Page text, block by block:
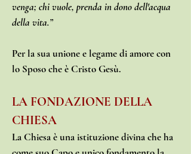
venga; chi vuole, prenda in dono dell'acqua
della vita.”
Per la sua unione e legame di amore con
lo Sposo che è Cristo Gesù.
LA FONDAZIONE DELLA
CHIESA
La Chiesa è una istituzione divina che ha